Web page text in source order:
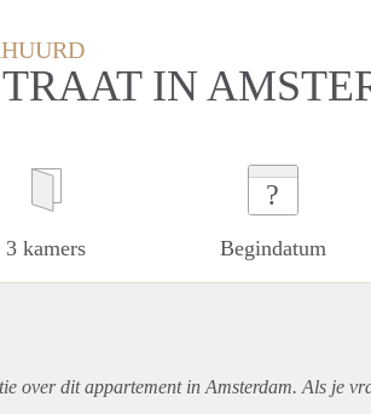
IN
3 kamers
?
Begindatum
over ditappartementin Amsterdam. Als je